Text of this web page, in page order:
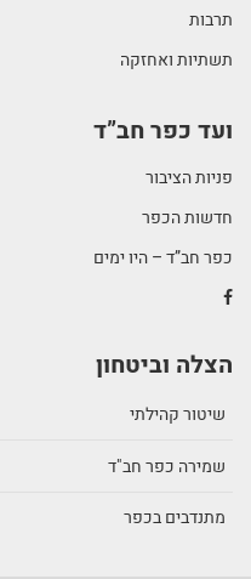
תרבות
תשתיות ואחזקה
ועד כפר חב”ד
פניות הציבור
חדשות הכפר
כפר חב”ד – היו ימים
הצלה וביטחון
שיטור קהילתי
שמירה כפר חב"ד
מתנדבים בכפר